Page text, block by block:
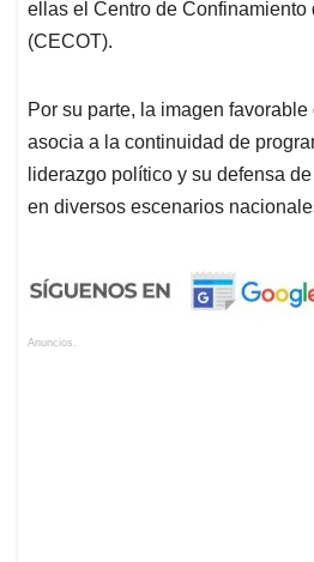
ellas el Centro de Confinamiento
(CECOT).
Por su parte, la imagen
asocia a la continuidad de
liderazgo político y su defensa
en diversos escenarios
Anuncios.